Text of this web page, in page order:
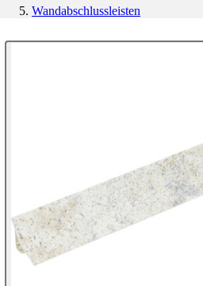
Wandabschlussleisten